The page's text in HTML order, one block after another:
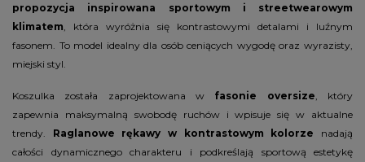
propozycja inspirowana sportowym i streetwearowym
klimatem, która wyróżnia się kontrastowymi detalami i luźnym
fasonem. To model idealny dla osób ceniących wygodę oraz wyrazisty,
miejski styl.
Koszulka została zaprojektowana w fasonie oversize, który
zapewnia maksymalną swobodę ruchów i wpisuje się w aktualne
trendy. Raglanowe rękawy w kontrastowym kolorze nadają
całości dynamicznego charakteru i podkreślają sportową estetykę